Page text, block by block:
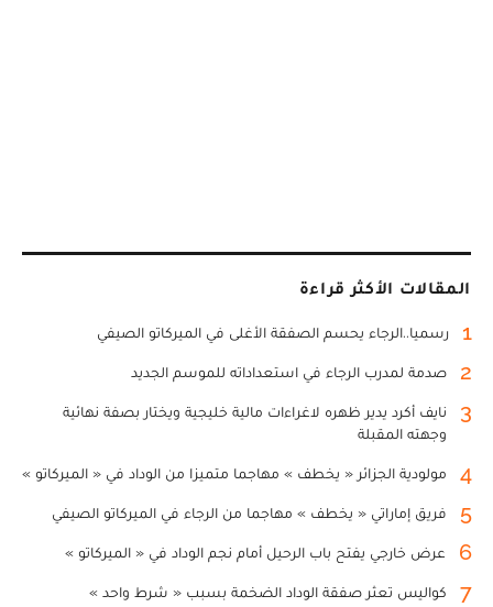
المقالات الأكثر قراءة
1 رسميا..الرجاء يحسم الصفقة الأغلى في الميركاتو الصيفي
2 صدمة لمدرب الرجاء في استعداداته للموسم الجديد
3
نايف أكرد يدير ظهره لاغراءات مالية خليجية ويختار بصفة نهائية
وجهته المقبلة
4 مولودية الجزائر « يخطف » مهاجما متميزا من الوداد في « الميركاتو »
5 فريق إماراتي « يخطف » مهاجما من الرجاء في الميركاتو الصيفي
6 عرض خارجي يفتح باب الرحيل أمام نجم الوداد في « الميركاتو »
7 كواليس تعثر صفقة الوداد الضخمة بسبب « شرط واحد »